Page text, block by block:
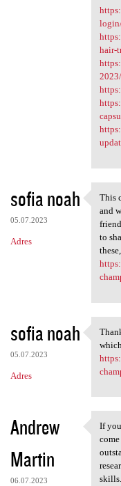
hair-
sofia noah
05.07.2023
Adres
This
This
and
to
sofia noah
05.07.2023
Adres
Andrew
Martin
06.07.2023
If
If